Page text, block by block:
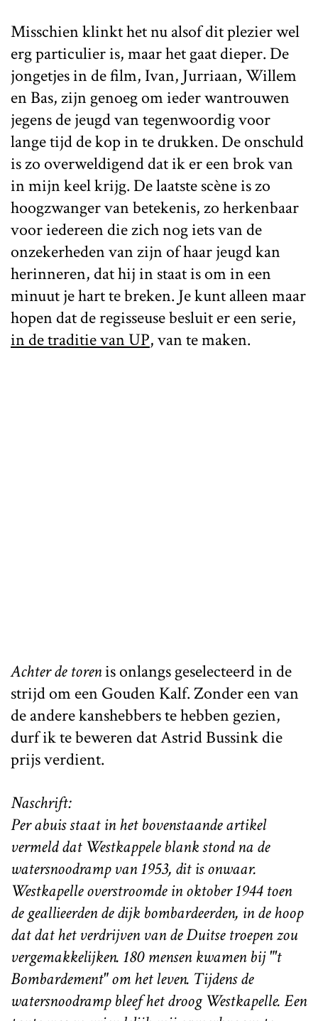
Misschien klinkt het nu alsof dit plezier wel
erg particulier is, maar het gaat dieper. De
jongetjes in de film, Ivan, Jurriaan, Willem
en Bas, zijn genoeg om ieder wantrouwen
jegens de jeugd van tegenwoordig voor
lange tijd de kop in te drukken. De onschuld
is zo overweldigend dat ik er een brok van
in mijn keel krijg. De laatste scène is zo
hoogzwanger van betekenis, zo herkenbaar
voor iedereen die zich nog iets van de
onzekerheden van zijn of haar jeugd kan
herinneren, dat hij in staat is om in een
minuut je hart te breken. Je kunt alleen maar
hopen dat de regisseuse besluit er een serie,
in de traditie van UP, van te maken.
Achter de torenis onlangs geselecteerd in de
strijd om een Gouden Kalf. Zonder een van
de andere kanshebbers te hebben gezien,
durf ik te beweren dat Astrid Bussink die
prijs verdient.
Naschrift:
Per abuis staat in het bovenstaande artikel
vermeld dat Westkappele blank stond na de
watersnoodramp van 1953, dit is onwaar.
Westkapelle overstroomde in oktober 1944 toen
de geallieerden de dijk bombardeerden, in de hoop
dat dat het verdrijven van de Duitse troepen zou
vergemakkelijken. 180 mensen kwamen bij "'t
Bombardement" om het leven. Tijdens de
watersnoodramp bleef het droog Westkapelle. Een